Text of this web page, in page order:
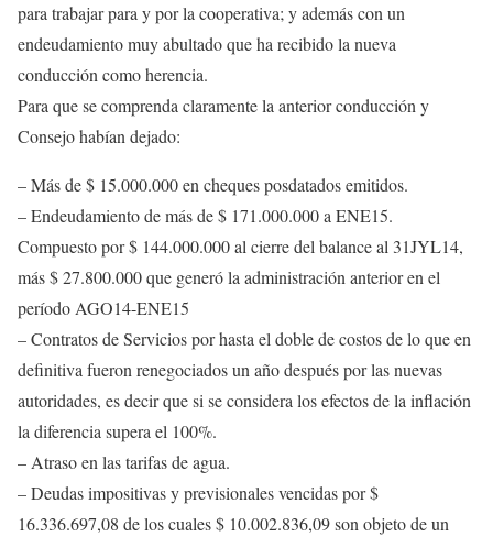
para trabajar para y por la cooperativa; y además con un
endeudamiento muy abultado que ha recibido la nueva
conducción como herencia.
Para que se comprenda claramente la anterior conducción y
Consejo habían dejado:
– Más de $ 15.000.000 en cheques posdatados emitidos.
– Endeudamiento de más de $ 171.000.000 a ENE15.
Compuesto por $ 144.000.000 al cierre del balance al 31JYL14,
más $ 27.800.000 que generó la administración anterior en el
período AGO14-ENE15
– Contratos de Servicios por hasta el doble de costos de lo que en
definitiva fueron renegociados un año después por las nuevas
autoridades, es decir que si se considera los efectos de la inflación
la diferencia supera el 100%.
– Atraso en las tarifas de agua.
– Deudas impositivas y previsionales vencidas por $
16.336.697,08 de los cuales $ 10.002.836,09 son objeto de un